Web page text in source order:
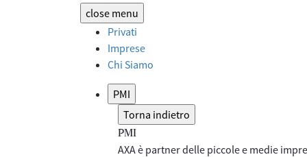
close menu
Privati
Imprese
Chi Siamo
PMI
Torna indietro
PMI
AXA è partner delle piccole e medie